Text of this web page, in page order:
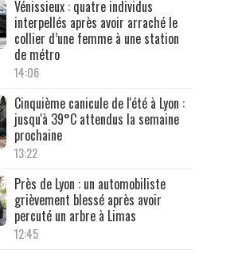
Vénissieux : quatre individus
interpellés après avoir arraché le
collier d’une femme à une station
de métro
14:06
Cinquième canicule de l'été à Lyon :
jusqu'à 39°C attendus la semaine
prochaine
13:22
Près de Lyon : un automobiliste
grièvement blessé après avoir
percuté un arbre à Limas
12:45